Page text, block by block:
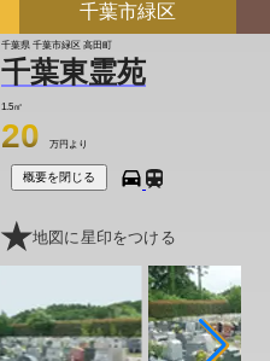
千葉市緑区
千葉県 千葉市緑区 高田町
千葉東霊苑
1.5㎡
20 万円より
概要を閉じる
地図に星印をつける